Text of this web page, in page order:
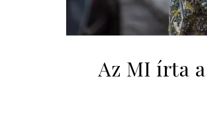
Az MI írta